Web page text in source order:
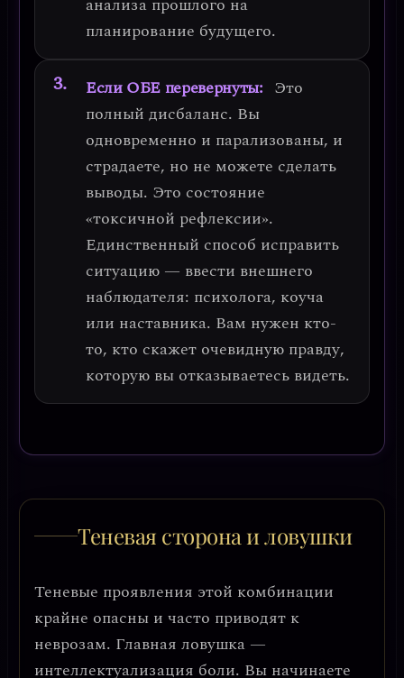
анализа прошлого на
планирование будущего.
Если ОБЕ перевернуты: Это
полный дисбаланс. Вы
одновременно и парализованы, и
страдаете, но не можете сделать
выводы. Это состояние
«токсичной рефлексии».
Единственный способ исправить
ситуацию — ввести внешнего
наблюдателя: психолога, коуча
или наставника. Вам нужен кто-
то, кто скажет очевидную правду,
которую вы отказываетесь видеть.
Теневая сторона и ловушки
Теневые проявления этой комбинации
крайне опасны и часто приводят к
неврозам. Главная ловушка —
интеллектуализация боли. Вы начинаете